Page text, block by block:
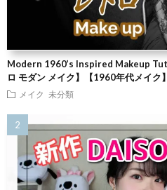
Modern 1960’s Inspired Makeup
ロ モダン メイク】【1960年代メイク
メイク 未分類